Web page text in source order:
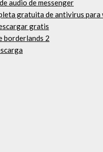
audio de messenger
gratuita de antivirus para
gratis
borderlands 2